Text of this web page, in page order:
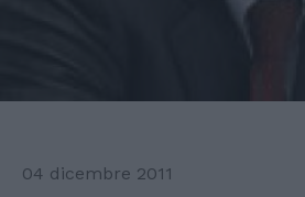
04 dicembre 2011